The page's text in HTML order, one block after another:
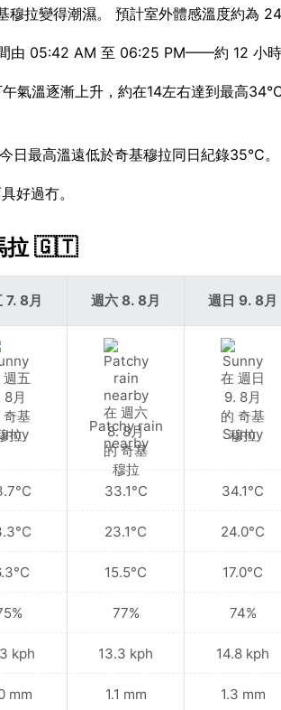
穆拉變得潮濕。 預計室外體感溫度約為
由 05:42 AM 至 06:25 PM——約 12 小
氣溫逐漸上升，約在14左右達到最高
最高溫遠低於奇基穆拉同日紀錄35°C。
好過冇。
拉 🇬🇹
7. 8月
kph
mm
週六 8. 8月
Patchy rain
nearby
33.1°C
23.1°C
15.5°C
77%
13.3 kph
1.1 mm
週日 9. 8月
Sunny
34.1°C
24.0°C
17.0°C
74%
14.8 kph
1.3 mm